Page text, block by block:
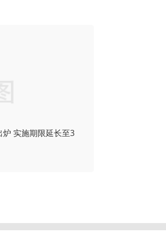
实施期限延长至3